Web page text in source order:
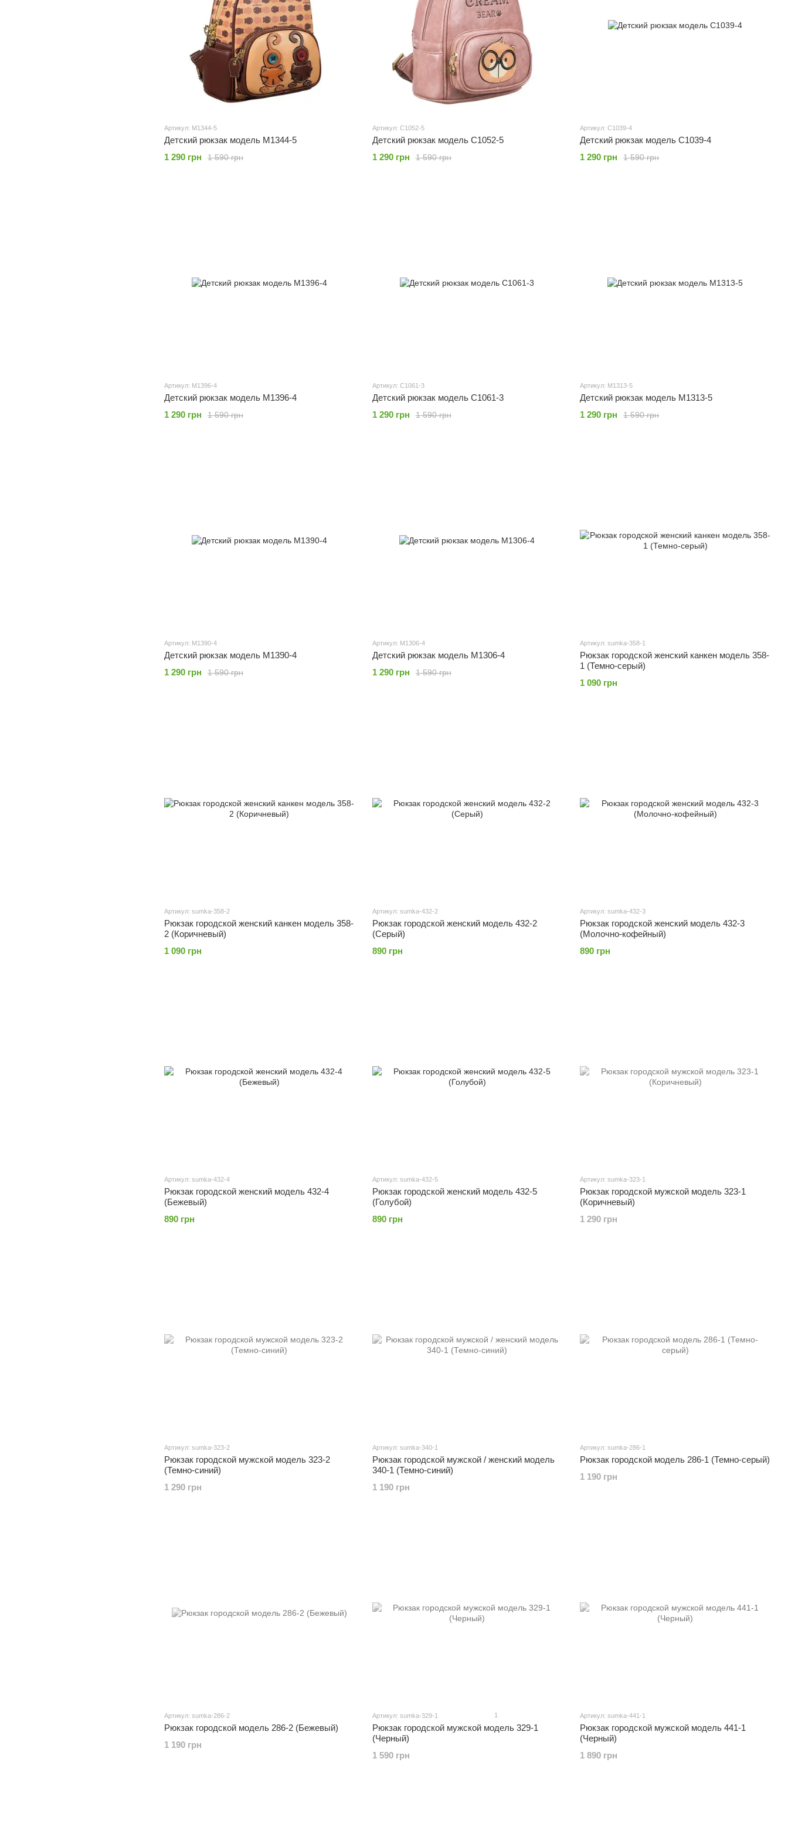
Артикул: M1344-5
Детский рюкзак модель M1344-5
1 590 грн
1 290 грн
Артикул: C1052-5
Детский рюкзак модель C1052-5
1 590 грн
1 290 грн
Артикул: C1039-4
Детский рюкзак модель C1039-4
1 590 грн
1 290 грн
Артикул: M1396-4
Детский рюкзак модель M1396-4
1 590 грн
1 290 грн
Артикул: С1061-3
Детский рюкзак модель С1061-3
1 590 грн
1 290 грн
Артикул: M1313-5
Детский рюкзак модель M1313-5
1 590 грн
1 290 грн
Артикул: M1390-4
Детский рюкзак модель M1390-4
1 590 грн
1 290 грн
Артикул: M1306-4
Детский рюкзак модель M1306-4
1 590 грн
1 290 грн
Артикул: sumka-358-1
Рюкзак городской женский канкен модель 358-
1 (Темно-серый)
1 090 грн
Артикул: sumka-358-2
Рюкзак городской женский канкен модель 358-
2 (Коричневый)
1 090 грн
Артикул: sumka-432-2
Рюкзак городской женский модель 432-2
(Серый)
890 грн
Артикул: sumka-432-3
Рюкзак городской женский модель 432-3
(Молочно-кофейный)
890 грн
Артикул: sumka-432-4
Рюкзак городской женский модель 432-4
(Бежевый)
890 грн
Артикул: sumka-432-5
Рюкзак городской женский модель 432-5
(Голубой)
890 грн
Артикул: sumka-323-1
Рюкзак городской мужской модель 323-1
(Коричневый)
1 290 грн
Артикул: sumka-323-2
Рюкзак городской мужской модель 323-2
(Темно-синий)
1 290 грн
Артикул: sumka-340-1
Рюкзак городской мужской / женский модель
340-1 (Темно-синий)
1 190 грн
Артикул: sumka-286-1
Рюкзак городской модель 286-1 (Темно-серый)
1 190 грн
Артикул: sumka-286-2
Рюкзак городской модель 286-2 (Бежевый)
1 190 грн
Артикул: sumka-329-1 1
Рюкзак городской мужской модель 329-1
(Черный)
1 590 грн
Артикул: sumka-441-1
Рюкзак городской мужской модель 441-1
(Черный)
1 890 грн